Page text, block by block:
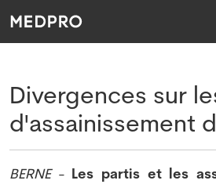
Divergences sur
d'assainissement
BERNE- Les partis et les